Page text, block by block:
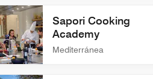
Sagra Rooftop Restaurant
Sapori Cooking
Academy
Mediterránea
Sapori Cooking Academy